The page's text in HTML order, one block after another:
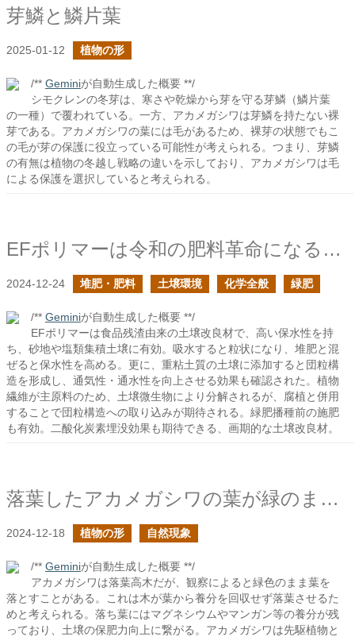
芽鱗と鱗片葉
2025-01-12 植物の形
/** Geminiが自動生成した概要 **/
シモクレンの冬芽は、寒さや乾燥から芽を守る芽鱗（鱗片葉
の一種）で覆われている。一方、アカメガシワは芽鱗を持たない裸
芽である。アカメガシワの葉には毛があるため、裸芽の状態でもこ
の毛が芽の保護に役立っている可能性が考えられる。つまり、芽鱗
の有無は植物の冬越し戦略の違いを示しており、アカメガシワは毛
による保護を選択していると考えられる。
EFポリマーは令和の肥料革命になるかもしれない
2024-12-24 堆肥・肥料 土壌環境 化学全般 緑肥
/** Geminiが自動生成した概要 **/
EFポリマーは食品残渣由来の土壌改良材で、高い保水性を持
ち、砂地や塩類集積土壌に有効。吸水すると粒状になり、堆肥と混
ぜると保水性を高める。更に、重粘土質の土壌に添加すると団粒構
造を形成し、通気性・通水性を向上させる効果も確認された。植物
繊維が主原料のため、土壌微生物により分解されるが、腐植と併用
することで団粒構造への取り込みが期待される。緑肥播種前の施肥
も有効。二酸化炭素埋没効果も期待できる、画期的な土壌改良材。
落葉したアカメガシワの葉が緑のままだ
2024-12-18 植物の形 自然現象
/** Geminiが自動生成した概要 **/
アカメガシワは落葉高木だが、観察によると緑色のまま葉を
落とすことがある。これは木が葉から養分を回収せず落葉させるた
めと考えられる。落ち葉にはマグネシウムやマンガン等の養分が残
っており、土壌の保肥力向上に繋がる。アカメガシワは先駆植物と